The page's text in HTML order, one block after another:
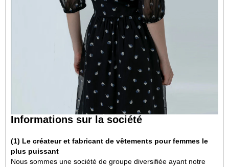
Informations sur la société
(1) Le créateur et fabricant de vêtements pour femmes le
plus puissant
Nous sommes une société de groupe diversifiée ayant notre